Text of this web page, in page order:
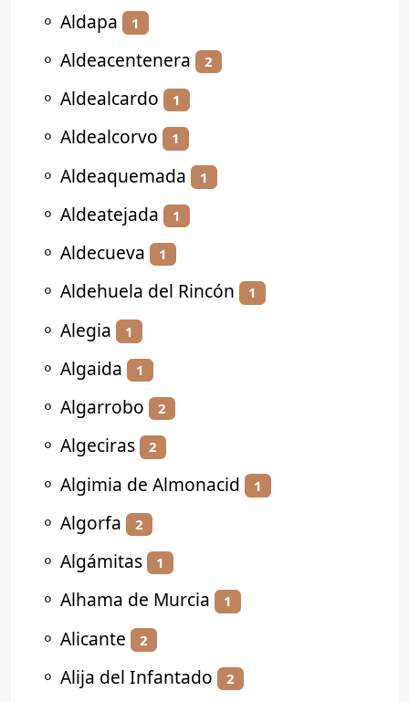
⚬ Aldapa 1
⚬ Aldeacentenera 2
⚬ Aldealcardo 1
⚬ Aldealcorvo 1
⚬ Aldeaquemada 1
⚬ Aldeatejada 1
⚬ Aldecueva 1
⚬ Aldehuela del Rincón 1
⚬ Alegia 1
⚬ Algaida 1
⚬ Algarrobo 2
⚬ Algeciras 2
⚬ Algimia de Almonacid 1
⚬ Algorfa 2
⚬ Algámitas 1
⚬ Alhama de Murcia 1
⚬ Alicante 2
⚬ Alija del Infantado 2